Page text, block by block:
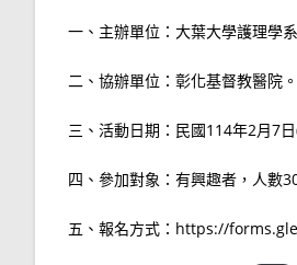
一、主辦單位：大葉大學護理學系
二、協辦單位：彰化基督教醫院。
三、活動日期：民國114年2月7
四、參加對象：有興趣者，人數
五、報名方式：https://